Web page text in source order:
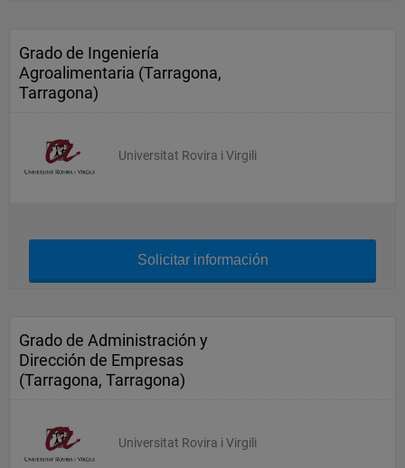
Grado de Ingeniería
Agroalimentaria (Tarragona,
Tarragona)
Universitat Rovira i Virgili
Solicitar información
Grado de Administración y
Dirección de Empresas
(Tarragona, Tarragona)
Universitat Rovira i Virgili